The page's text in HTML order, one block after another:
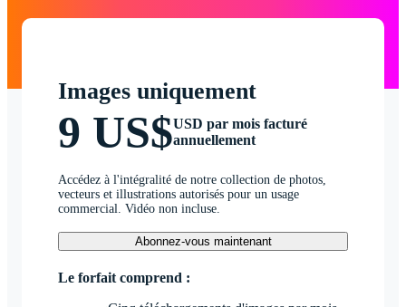
Images uniquement
9 US$USD par mois facturé
annuellement
Accédez à l'intégralité de notre collection de photos,
vecteurs et illustrations autorisés pour un usage
commercial. Vidéo non incluse.
Abonnez-vous maintenant
Le forfait comprend :